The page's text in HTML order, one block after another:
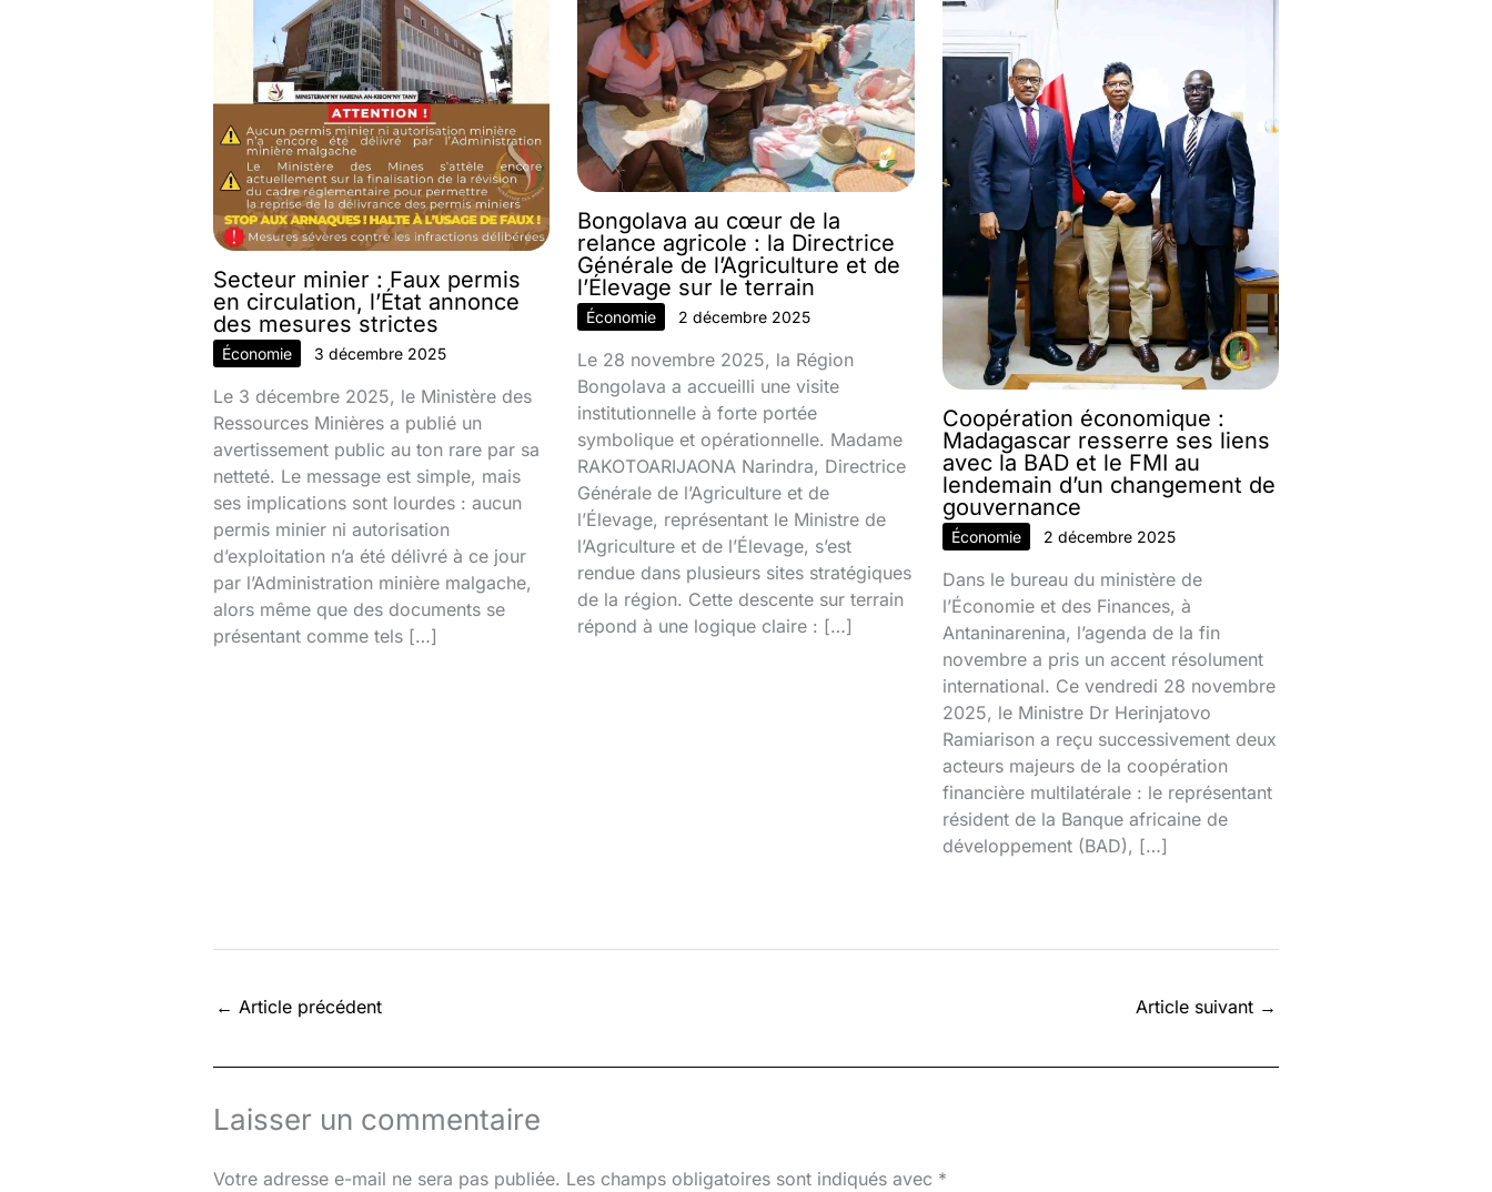
Secteur minier : Faux permis
en circulation, l’État annonce
des mesures strictes
Économie 3 décembre 2025
Le 3 décembre 2025, le Ministère des
Ressources Minières a publié un
avertissement public au ton rare par sa
netteté. Le message est simple, mais
ses implications sont lourdes : aucun
permis minier ni autorisation
d’exploitation n’a été délivré à ce jour
par l’Administration minière malgache,
alors même que des documents se
présentant comme tels […]
Bongolava au cœur de la
relance agricole : la Directrice
Générale de l’Agriculture et de
l’Élevage sur le terrain
Économie 2 décembre 2025
Le 28 novembre 2025, la Région
Bongolava a accueilli une visite
institutionnelle à forte portée
symbolique et opérationnelle. Madame
RAKOTOARIJAONA Narindra, Directrice
Générale de l’Agriculture et de
l’Élevage, représentant le Ministre de
l’Agriculture et de l’Élevage, s’est
rendue dans plusieurs sites stratégiques
de la région. Cette descente sur terrain
répond à une logique claire : […]
Coopération économique :
Madagascar resserre ses liens
avec la BAD et le FMI au
lendemain d’un changement de
gouvernance
Économie 2 décembre 2025
Dans le bureau du ministère de
l’Économie et des Finances, à
Antaninarenina, l’agenda de la fin
novembre a pris un accent résolument
international. Ce vendredi 28 novembre
2025, le Ministre Dr Herinjatovo
Ramiarison a reçu successivement deux
acteurs majeurs de la coopération
financière multilatérale : le représentant
résident de la Banque africaine de
développement (BAD), […]
← Article précédent Article suivant →
Laisser un commentaire
Votre adresse e-mail ne sera pas publiée. Les champs obligatoires sont indiqués avec *